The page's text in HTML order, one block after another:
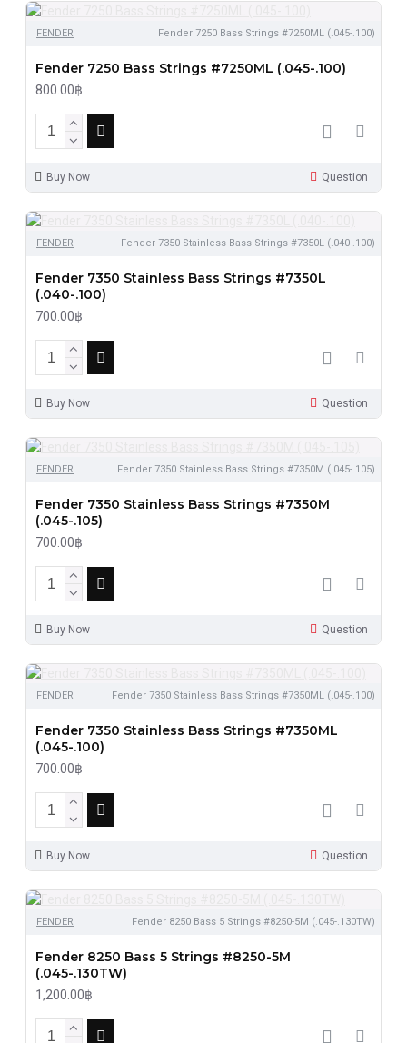
FENDER Fender 7250 Bass Strings #7250ML (.045-.100)
Fender 7250 Bass Strings #7250ML (.045-.100)
800.00฿
Buy Now Question
FENDER Fender 7350 Stainless Bass Strings #7350L (.040-.100)
Fender 7350 Stainless Bass Strings #7350L
(.040-.100)
700.00฿
Buy Now Question
FENDER Fender 7350 Stainless Bass Strings #7350M (.045-.105)
Fender 7350 Stainless Bass Strings #7350M
(.045-.105)
700.00฿
Buy Now Question
FENDER Fender 7350 Stainless Bass Strings #7350ML (.045-.100)
Fender 7350 Stainless Bass Strings #7350ML
(.045-.100)
700.00฿
Buy Now Question
FENDER Fender 8250 Bass 5 Strings #8250-5M (.045-.130TW)
Fender 8250 Bass 5 Strings #8250-5M
(.045-.130TW)
1,200.00฿